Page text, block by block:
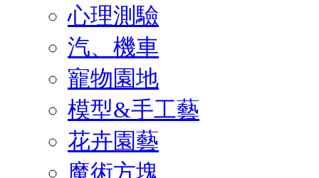
心理測驗
汽、機車
寵物園地
模型&手工藝
花卉園藝
魔術方塊